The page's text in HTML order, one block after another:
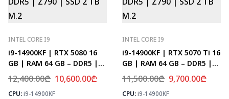
INTEL CORE I9
i9-14900KF | RTX 5080 16
GB | RAM 64 GB – DDR5 |
Z790 | SSD 2 TB M.2
12,400.00₾ 10,600.00₾
CPU:i9-14900KF
⚡ MAX FPS
INTEL CORE I9
i9-14900KF | RTX 5070 Ti 16
GB | RAM 64 GB – DDR5 |
Z790 | SSD 2 TB M.2
11,500.00₾ 9,700.00₾
CPU:i9-14900KF